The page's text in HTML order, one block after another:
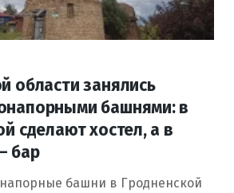
области занялись
башнями: в
сделают хостел, а в
бар
башни в Гродненской